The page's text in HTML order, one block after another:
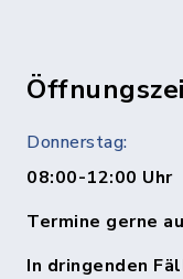
Donnerstag:
08:00-12:00 Uhr
Termine gerne
In dringenden